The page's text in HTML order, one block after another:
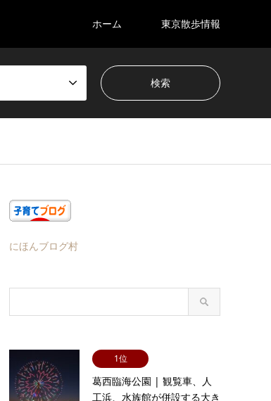
ホーム 東京散歩情報
にほんブログ村
1位
葛西臨海公園 | 観覧車、人
工浜、水族館が併設する大き